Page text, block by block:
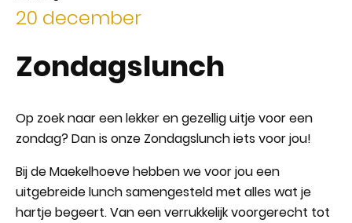
20 december
Zondagslunch
Op zoek naar een lekker en gezellig uitje voor een
zondag? Dan is onze Zondagslunch iets voor jou!
Bij de Maekelhoeve hebben we voor jou een
uitgebreide lunch samengesteld met alles wat je
hartje begeert. Van een verrukkelijk voorgerecht tot